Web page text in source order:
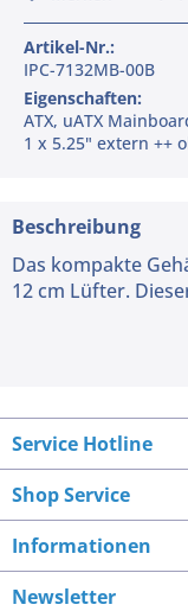
Artikel-Nr.:
IPC-7132MB-00B
Eigenschaften:
ATX, uATX
1 x 5.25" extern ++
Beschreibung
Das kompakte
12 cm Lüfter.
Service Hotline
Shop Service
Informationen
Newsletter